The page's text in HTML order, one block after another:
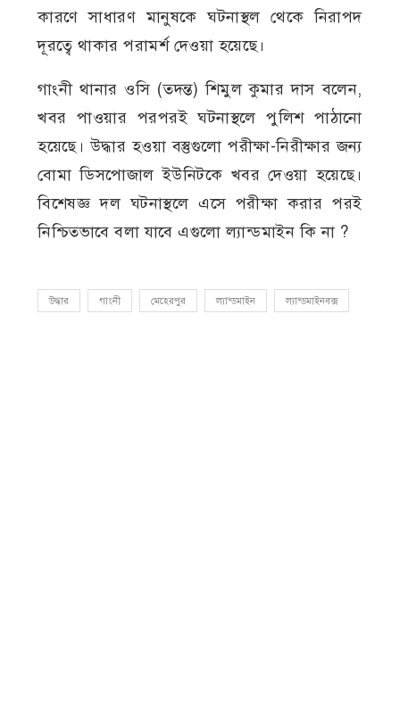
কারণে সাধারণ মানুষকে ঘটনাস্থল থেকে নিরাপদ
দূরত্বে থাকার পরামর্শ দেওয়া হয়েছে।
গাংনী থানার ওসি (তদন্ত) শিমুল কুমার দাস বলেন,
খবর পাওয়ার পরপরই ঘটনাস্থলে পুলিশ পাঠানো
হয়েছে। উদ্ধার হওয়া বস্তুগুলো পরীক্ষা-নিরীক্ষার জন্য
বোমা ডিসপোজাল ইউনিটকে খবর দেওয়া হয়েছে।
বিশেষজ্ঞ দল ঘটনাস্থলে এসে পরীক্ষা করার পরই
নিশ্চিতভাবে বলা যাবে এগুলো ল্যান্ডমাইন কি না ?
উদ্ধার গাংনী মেহেরপুর ল্যান্ডমাইন ল্যান্ডমাইনবক্স